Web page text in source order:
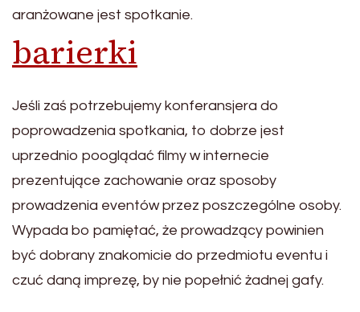
aranżowane jest spotkanie.
barierki
Jeśli zaś potrzebujemy konferansjera do
poprowadzenia spotkania, to dobrze jest
uprzednio pooglądać filmy w internecie
prezentujące zachowanie oraz sposoby
prowadzenia eventów przez poszczególne osoby.
Wypada bo pamiętać, że prowadzący powinien
być dobrany znakomicie do przedmiotu eventu i
czuć daną imprezę, by nie popełnić żadnej gafy.